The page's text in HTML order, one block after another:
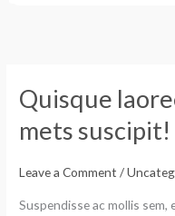
Quisque
mets suscipit!
Leave a Comment /
Suspendisse ac mollis sem,
Quisque
laoreet
sed
suscipit!